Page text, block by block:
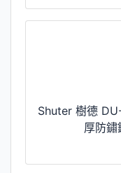
Shuter 樹德
厚防鏽